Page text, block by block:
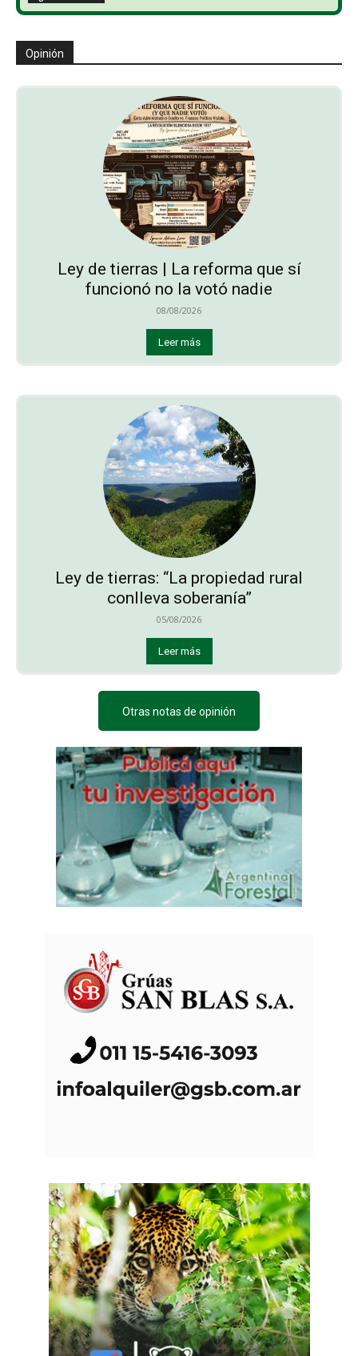
Opinión
Ley de tierras | La reforma que sí
funcionó no la votó nadie
08/08/2026
Leer más
Ley de tierras: “La propiedad rural
conlleva soberanía”
05/08/2026
Leer más
Otras notas de opinión